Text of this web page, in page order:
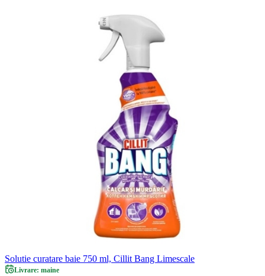
Solutie curatare baie 750 ml, Cillit Bang Limescale
Livrare: maine